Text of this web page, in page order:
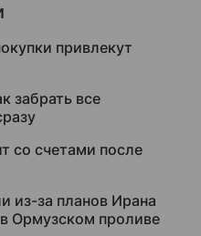
привлекут
забрать все
со счетами после
из-за планов Ирана
Ормузском проливе